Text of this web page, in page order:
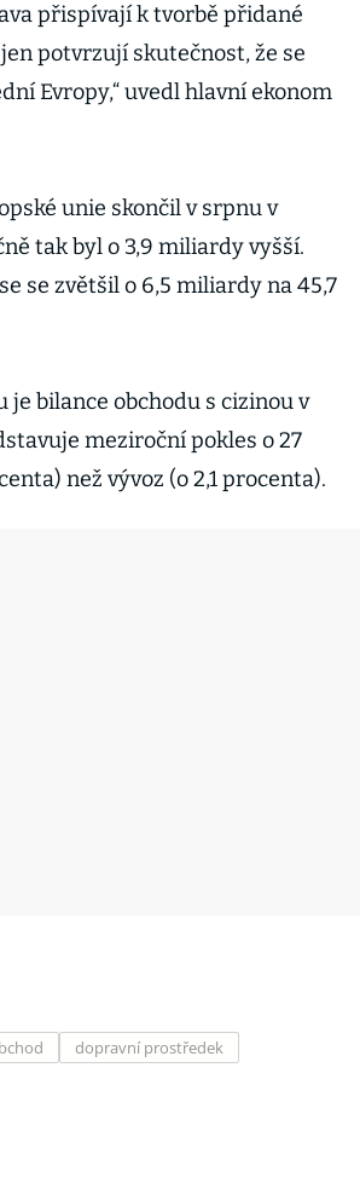
přispívají k tvorbě přidané
potvrzují skutečnost, že se
Evropy,“uvedl hlavní ekonom
unie skončil v srpnu v
tak byl o 3,9 miliardy vyšší.
se zvětšil o 6,5 miliardy na 45,7
bilance obchodu s cizinou v
meziroční pokles o 27
než vývoz (o 2,1 procenta).
dopravní prostředek